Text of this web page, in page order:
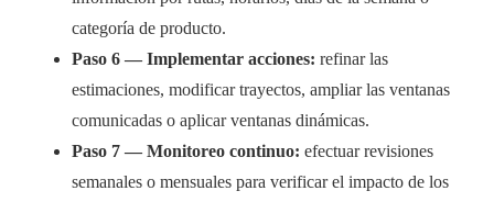
categoría de producto.
Paso 6 — Implementar acciones: refinar las
estimaciones, modificar trayectos, ampliar las ventanas
comunicadas o aplicar ventanas dinámicas.
Paso 7 — Monitoreo continuo: efectuar revisiones
semanales o mensuales para verificar el impacto de los